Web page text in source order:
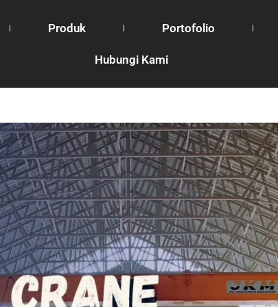
Produk Portofolio
Hubungi Kami